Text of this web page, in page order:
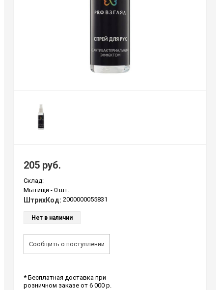
205 руб.
Склад:
Мытищи - 0 шт.
ШтрихКод: 2000000055831
Нет в наличии
Сообщить о поступлении
* Бесплатная доставка при
розничном заказе от 6 000 р.